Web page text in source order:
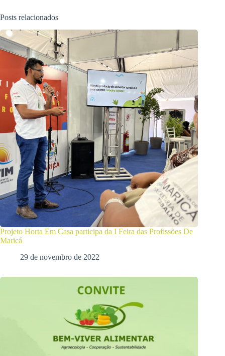
Posts relacionados
Projeto Horta Em Casa participa da I Feira das Profissões De
Maricá
29 de novembro de 2022